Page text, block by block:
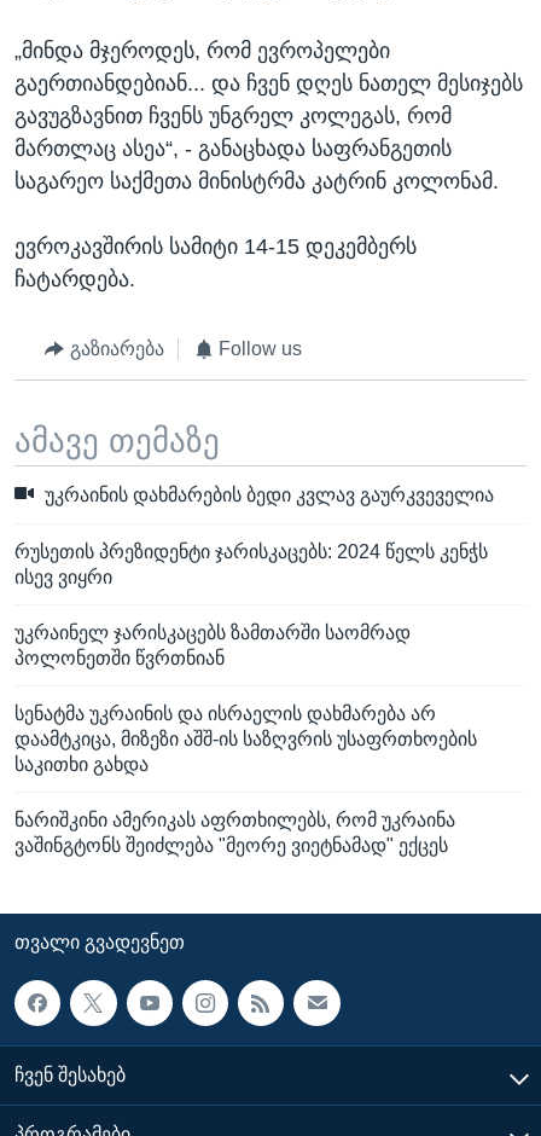
„მინდა მჯეროდეს, რომ ევროპელები
გაერთიანდებიან... და ჩვენ დღეს ნათელ მესიჯებს
გავუგზავნით ჩვენს უნგრელ კოლეგას, რომ
მართლაც ასეა“, - განაცხადა საფრანგეთის
საგარეო საქმეთა მინისტრმა კატრინ კოლონამ.
ევროკავშირის სამიტი 14-15 დეკემბერს
ჩატარდება.
გაზიარება Follow us
ამავე თემაზე
უკრაინის დახმარების ბედი კვლავ გაურკვეველია
რუსეთის პრეზიდენტი ჯარისკაცებს: 2024 წელს კენჭს
ისევ ვიყრი
უკრაინელ ჯარისკაცებს ზამთარში საომრად
პოლონეთში წვრთნიან
სენატმა უკრაინის და ისრაელის დახმარება არ
დაამტკიცა, მიზეზი აშშ-ის საზღვრის უსაფრთხოების
საკითხი გახდა
ნარიშკინი ამერიკას აფრთხილებს, რომ უკრაინა
ვაშინგტონს შეიძლება "მეორე ვიეტნამად" ექცეს
ᲗᲕᲐᲚᲘ ᲒᲕᲐᲓᲔᲕᲜᲔᲗ
ᲩᲕᲔᲜ ᲨᲔᲡᲐᲮᲔᲑ